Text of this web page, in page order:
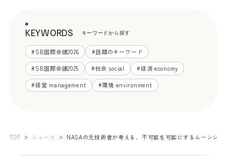
KEYWORDS キーワードから探す
#SB国際会議2026 #話題のキーワード
#SB国際会議2025 #社会 social #経済 economy
#経営 management #環境 environment
TOP ニュース NASAの元技術者が考える、不可能を可能にするムーンシ